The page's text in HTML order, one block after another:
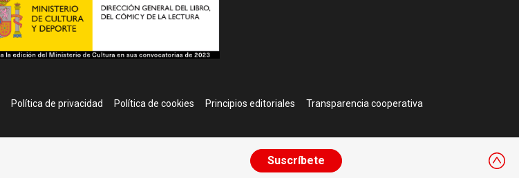
Suscríbete
Política de privacidad Política de cookies Principios editoriales Transparencia cooperativa